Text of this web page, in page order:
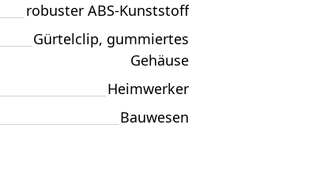
robuster ABS-Kunststoff
Gürtelclip, gummiertes
Gehäuse
Heimwerker
Bauwesen